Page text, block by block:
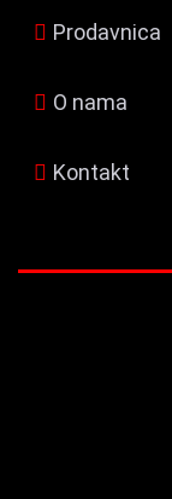
Prodavnica
O nama
Kontakt